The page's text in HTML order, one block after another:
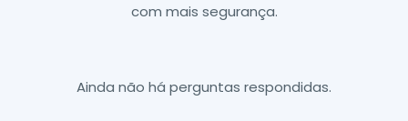
com mais segurança.
Ainda não há perguntas respondidas.